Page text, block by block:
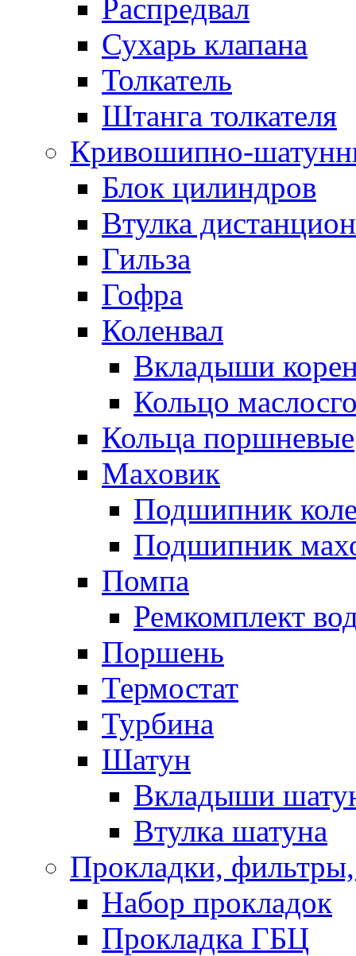
Распредвал
Сухарь клапана
Толкатель
Штанга толкателя
Кривошипно-
Блок цилиндров
Втулка
Гильза
Гофра
Коленвал
Вкладыши
Кольцо
Кольца поршневые
Маховик
Подшипник
Подшипник
Помпа
Ремкомплект
Поршень
Термостат
Турбина
Шатун
Вкладыши
Втулка шатуна
Прокладки,
Набор прокладок
Прокладка ГБЦ